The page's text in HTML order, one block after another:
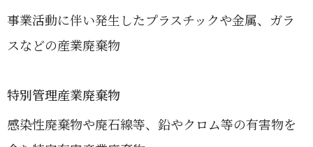
事業活動に伴い発生したプラスチックや金属、ガラ
スなどの産業廃棄物
特別管理産業廃棄物
感染性廃棄物や廃石線等、鉛やクロム等の有害物を